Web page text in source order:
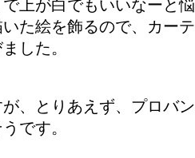
で上が白でもいいなーと
た絵を飾るので、カー
した。
、とりあえず、プロバ
です。